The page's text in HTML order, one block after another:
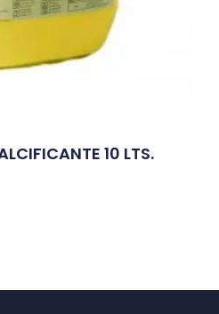
10 LTS.